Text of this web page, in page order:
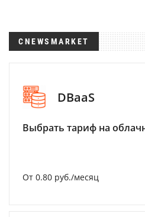
CNEWSMARKET
DBaaS
Выбрать тариф на
От 0.80 руб./месяц